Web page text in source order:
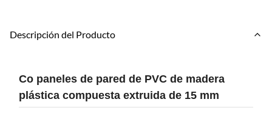
Descripción del Producto
Co paneles de pared de PVC de madera
plástica compuesta extruida de 15 mm